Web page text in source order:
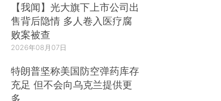
【我闻】光大旗下上市公司出
售背后隐情 多人卷入医疗腐
败案被查
2026年08月07日
特朗普坚称美国防空弹药库存
充足 但不会向乌克兰提供更
多